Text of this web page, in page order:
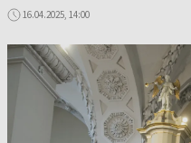
16.04.2025, 14:00